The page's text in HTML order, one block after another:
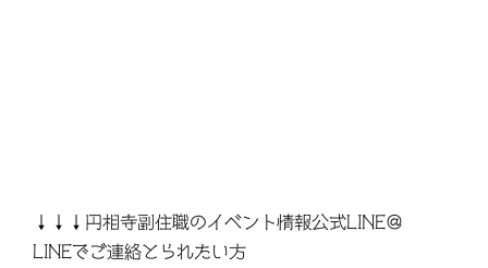
↓↓↓円相寺副住職のイベント情報公式LINE＠
LINEでご連絡とられたい方